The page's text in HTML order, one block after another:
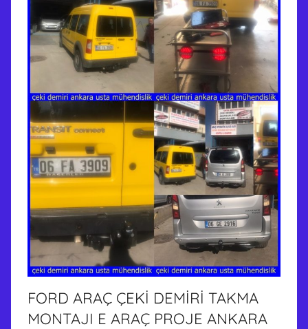
FORD ARAÇ ÇEKİ DEMİRİ TAKMA
MONTAJI E ARAÇ PROJE ANKARA